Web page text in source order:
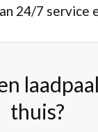
24/7 service
thuis?